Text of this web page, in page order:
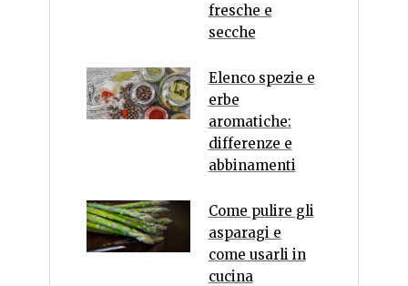
fresche e
secche
Elenco spezie e
erbe
aromatiche:
differenze e
abbinamenti
Come pulire gli
asparagi e
come usarli in
cucina